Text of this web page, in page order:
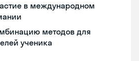
в международном
методов для
ученика